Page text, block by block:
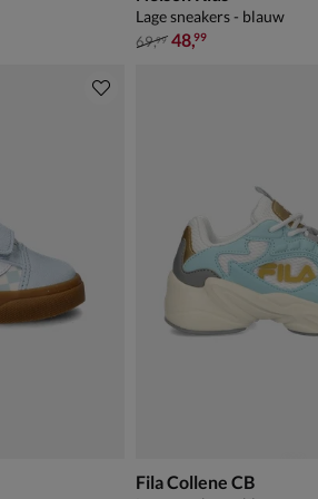
Lage sneakers - blauw
van € 69,99 voor € 48,99
69,99 48,99
Fila Collene CB